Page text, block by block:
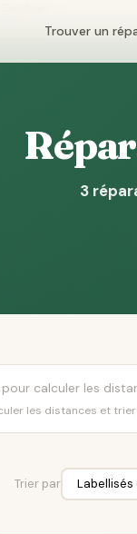
Trouver un
3
les distances et
Trier par